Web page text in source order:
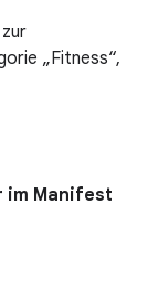
„Fitness“,
im Manifest